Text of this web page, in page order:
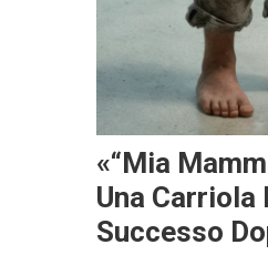
«“Mia
Una Carriola
Successo